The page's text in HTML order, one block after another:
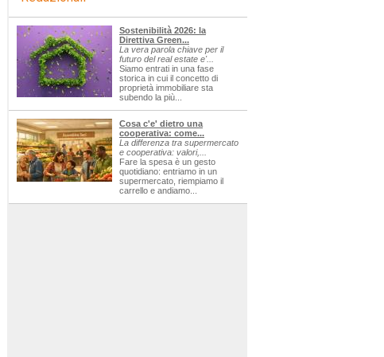
Sostenibilità 2026: la
Direttiva Green...
La vera parola chiave per il
futuro del real estate e'...
Siamo entrati in una fase
storica in cui il concetto di
proprietà immobiliare sta
subendo la più...
Cosa c'e' dietro una
cooperativa: come...
La differenza tra supermercato
e cooperativa: valori,...
Fare la spesa è un gesto
quotidiano: entriamo in un
supermercato, riempiamo il
carrello e andiamo...